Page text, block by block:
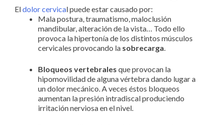
Eldolor cervical puede estar causado por:
Mala postura, traumatismo, maloclusión
mandibular, alteración de la vista… Todo ello
provoca la hipertonía de los distintos músculos
cervicales provocando la sobrecarga.
Bloqueos vertebrales que provocan la
hipomovilidad de alguna vértebra dando lugar a
un dolor mecánico. A veces éstos bloqueos
aumentan la presión intradiscal produciendo
irritación nerviosa en el nivel.